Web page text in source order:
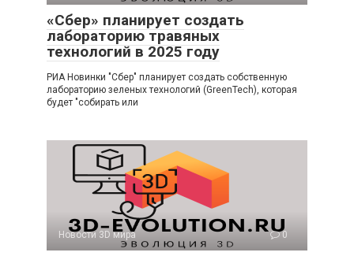
«Сбер» планирует создать
лабораторию травяных
технологий в 2025 году
РИА Новинки "Сбер" планирует создать собственную
лабораторию зеленых технологий (GreenTech), которая
будет "собирать или
Новости 3D мира 0